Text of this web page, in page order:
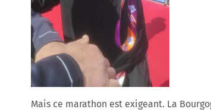
Mais ce marathon est exigeant. La